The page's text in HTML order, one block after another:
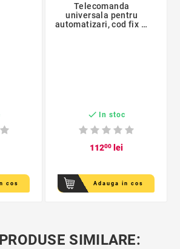
cos
Telecomanda
universala pentru
automatizari, cod fix si
 In stoc
11200lei
Adauga in cos
SIMILARE: